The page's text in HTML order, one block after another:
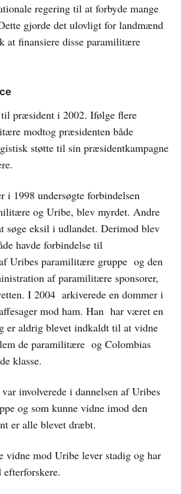
regering til at forbyde mange
gjorde det ulovligt for landmænd
at finansiere disse paramilitære
præsident i 2002. Ifølge flere
modtog præsidenten både
støtte til sin præsidentkampagne
i 1998 undersøgte forbindelsen
og Uribe, blev myrdet. Andre
søge eksil i udlandet. Derimod blev
havde forbindelse til
Uribes paramilitære gruppe og den
af paramilitære sponsorer,
I 2004 arkiverede en dommer i
mod ham. Han har været en
er aldrig blevet indkaldt til at vidne
de paramilitære og Colombias
klasse.
involverede i dannelsen af Uribes
og som kunne vidne imod den
er alle blevet dræbt.
vidne mod Uribe lever stadig og har
efterforskere.